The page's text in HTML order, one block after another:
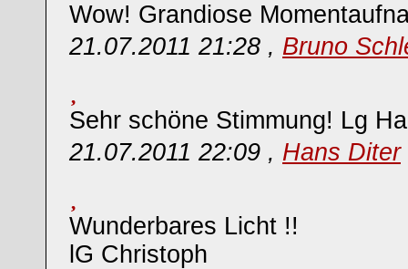
Wow! Grandiose
21.07.2011 21:28 , Bruno
Sehr schöne Stimmung! Lg
21.07.2011 22:09 , Hans Diter
Wunderbares Licht !!
lG Christoph